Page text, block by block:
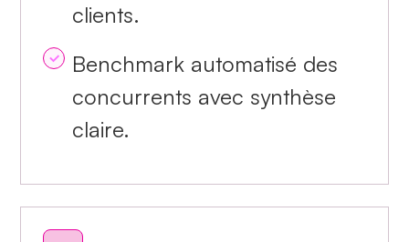
clients.
Benchmark automatisé des
concurrents avec synthèse
claire.